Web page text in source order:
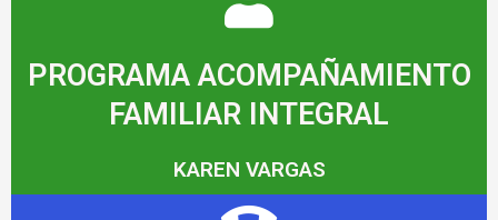
PROGRAMA ACOMPAÑAMIENTO
FAMILIAR INTEGRAL
KAREN VARGAS